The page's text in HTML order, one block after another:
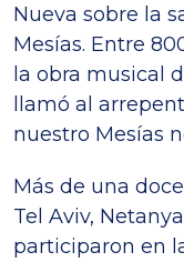
Nueva sobre la
Mesías. Entre
la obra musical
llamó al
nuestro Mesías
Más de una
Tel Aviv,
participaron en